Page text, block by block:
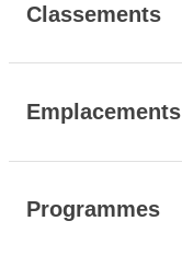
Classements
Emplacements
Programmes